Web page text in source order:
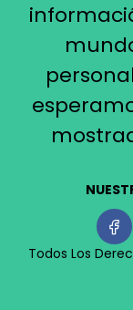
Todos Los